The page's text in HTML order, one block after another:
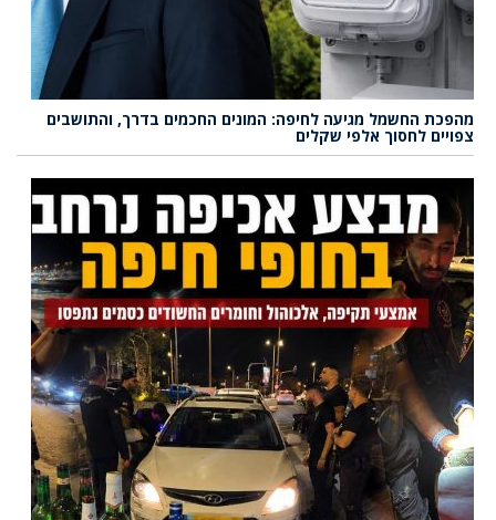
מהפכת החשמל מגיעה לחיפה: המונים החכמים בדרך, והתושבים
צפויים לחסוך אלפי שקלים